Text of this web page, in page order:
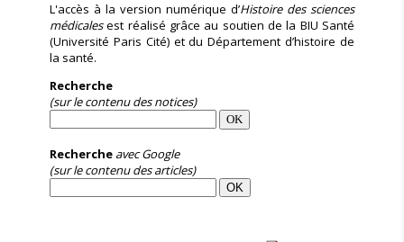
L'accès à la version numérique d’Histoire des sciences
médicalesest réalisé grâce au soutien de la BIU Santé
(Université Paris Cité) et du Département d’histoire de
la santé.
Recherche
(sur le contenu des notices)
Recherche avec Google
(sur le contenu des articles)